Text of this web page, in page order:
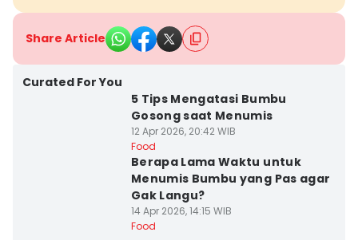
Share Article
Curated For You
5 Tips Mengatasi Bumbu
Gosong saat Menumis
12 Apr 2026, 20:42 WIB
Food
Berapa Lama Waktu untuk
Menumis Bumbu yang Pas agar
Gak Langu?
14 Apr 2026, 14:15 WIB
Food